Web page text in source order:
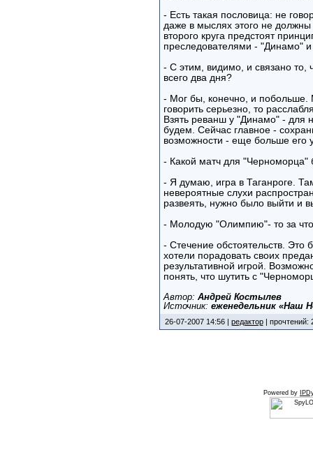
- Есть такая пословица: не
даже в мыслях этого не
второго круга предстоят
преследователями - "Динамо"
- С этим, видимо, и связано
всего два дня?
- Мог бы, конечно, и
говорить серьезно, то
Взять реванш у "Динамо" - для
будем. Сейчас главное -
возможности - еще больше его
- Какой матч для
- Я думаю, игра в Таганроге.
невероятные слухи
развеять, нужно было выйти и
- Молодую "Олимпию"- то за что
- Стечение обстоятельств. Это
хотели порадовать своих
результативной игрой.
понять, что шутить с
Автор: Андрей Костылев
Источник: еженедельник «Наш
26-07-2007 14:56 | редактор| прочтений:
Powered by